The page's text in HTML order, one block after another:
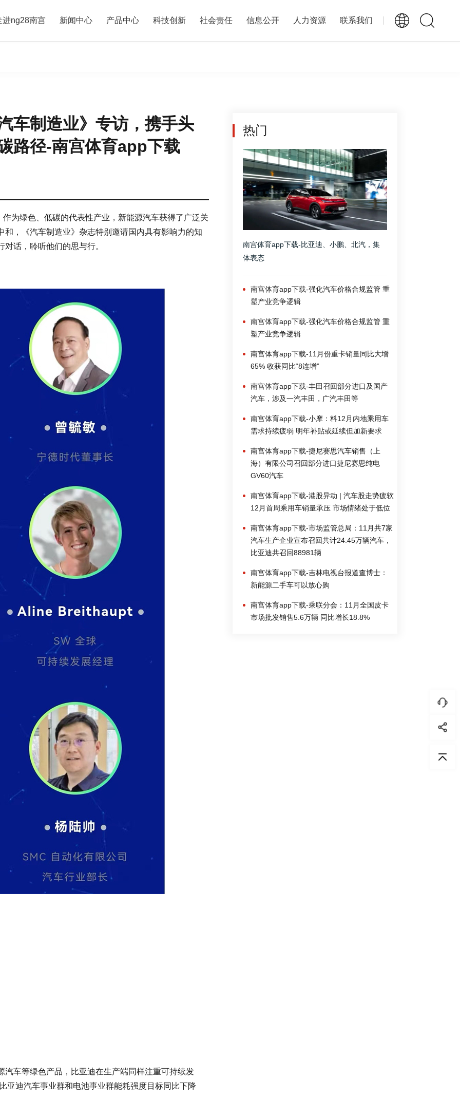
进ng28南宫 新闻中心 产品中心 科技创新 社会责任 信息公开 人力资源 联系我们
车制造业》专访，携手头
路径-南宫体育app下载
为绿色、低碳的代表性产业，新能源汽车获得了广泛关
，《汽车制造业》杂志特别邀请国内具有影响力的知
话，聆听他们的思与行。
车等绿色产品，比亚迪在生产端同样注重可持续发
亚迪汽车事业群和电池事业群能耗强度目标同比下降
热门
南宫体育app下载-比亚迪、小鹏、北汽，集
体表态
南宫体育app下载-强化汽车价格合规监管 重
塑产业竞争逻辑
南宫体育app下载-强化汽车价格合规监管 重
塑产业竞争逻辑
南宫体育app下载-11月份重卡销量同比大增
65% 收获同比“8连增”
南宫体育app下载-丰田召回部分进口及国产
汽车，涉及一汽丰田，广汽丰田等
南宫体育app下载-小摩：料12月内地乘用车
需求持续疲弱 明年补贴或延续但加新要求
南宫体育app下载-捷尼赛思汽车销售（上
海）有限公司召回部分进口捷尼赛思纯电
GV60汽车
南宫体育app下载-港股异动 | 汽车股走势疲软
12月首周乘用车销量承压 市场情绪处于低位
南宫体育app下载-市场监管总局：11月共7家
汽车生产企业宣布召回共计24.45万辆汽车，
比亚迪共召回88981辆
南宫体育app下载-吉林电视台报道查博士：
新能源二手车可以放心购
南宫体育app下载-乘联分会：11月全国皮卡
市场批发销售5.6万辆 同比增长18.8%